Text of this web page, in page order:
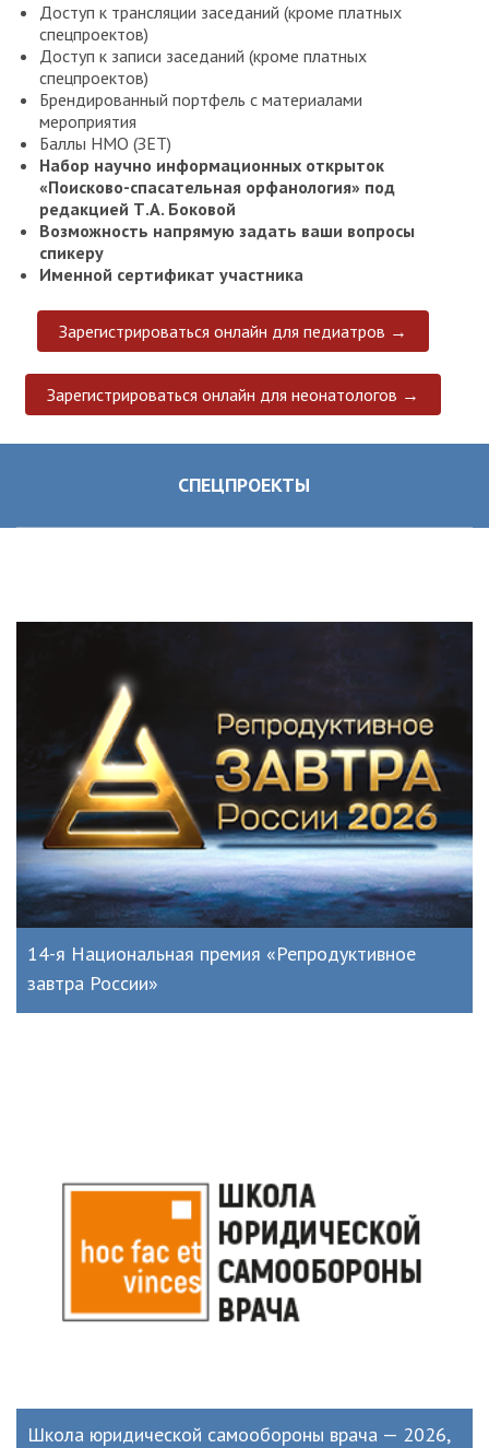
Доступ к трансляции заседаний (кроме платных
спецпроектов)
Доступ к записи заседаний (кроме платных
спецпроектов)
Брендированный портфель с материалами
мероприятия
Баллы НМО (ЗЕТ)
Набор научно информационных открыток
«Поисково-спасательная орфанология» под
редакцией Т.А. Боковой
Возможность напрямую задать ваши вопросы
спикеру
Именной сертификат участника
Зарегистрироваться онлайн для педиатров →
Зарегистрироваться онлайн для неонатологов →
СПЕЦПРОЕКТЫ
14-я Национальная премия «Репродуктивное
завтра России»
Школа юридической самообороны врача — 2026,